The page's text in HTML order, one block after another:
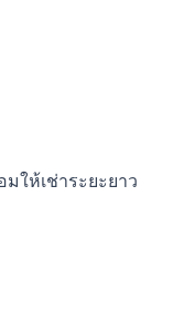
ให้เช่าระยะยาว